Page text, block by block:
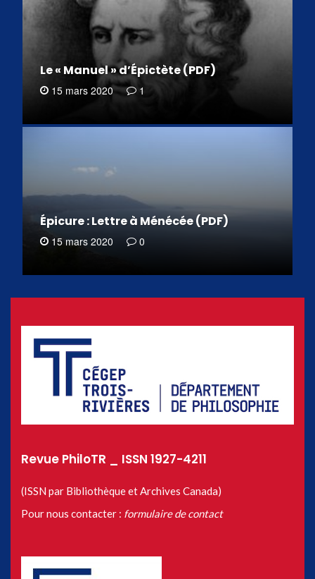
Le « Manuel » d’Épictète (PDF)
15 mars 2020 1
Épicure : Lettre à Ménécée (PDF)
15 mars 2020 0
Revue PhiloTR _ ISSN 1927-4211
(ISSN par Bibliothèque et Archives Canada)
Pour nous contacter : formulaire de contact